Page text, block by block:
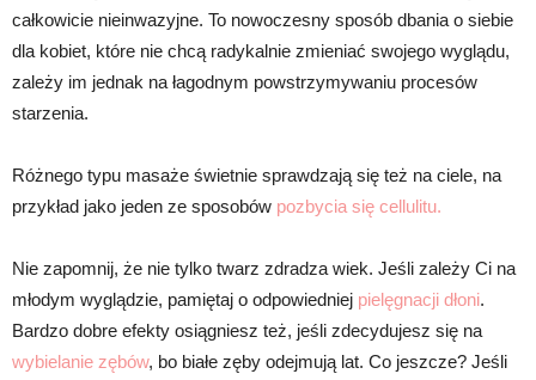
całkowicie nieinwazyjne. To nowoczesny sposób dbania o siebie
dla kobiet, które nie chcą radykalnie zmieniać swojego wyglądu,
zależy im jednak na łagodnym powstrzymywaniu procesów
starzenia.
Różnego typu masaże świetnie sprawdzają się też na ciele, na
przykład jako jeden ze sposobów pozbycia się cellulitu.
Nie zapomnij, że nie tylko twarz zdradza wiek. Jeśli zależy Ci na
młodym wyglądzie, pamiętaj o odpowiedniej pielęgnacji dłoni.
Bardzo dobre efekty osiągniesz też, jeśli zdecydujesz się na
wybielanie zębów, bo białe zęby odejmują lat. Co jeszcze? Jeśli